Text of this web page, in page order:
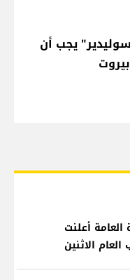
يجب أن
أعلنت
الاثنين